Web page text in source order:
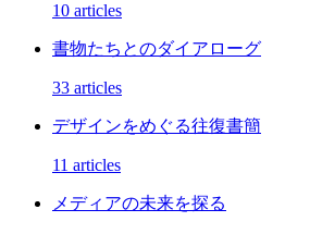
10 articles
書物たちとのダイアローグ
33 articles
デザインをめぐる往復書簡
11 articles
メディアの未来を探る